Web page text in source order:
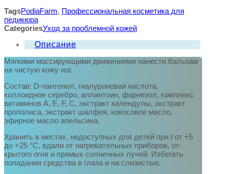
TagsPodiaFarm, Профессиональная косметика для
педикюра
CategoriesУход за проблемной кожей
Описание
Мягкими массирующими движениями нанести бальзам
на чистую кожу ног.
Состав: D-пантенол, гиалуроновая кислота,
коллоидное серебро, аллантоин, фарнезол, комплекс
витаминов A, E, F, C, экстракт календулы, экстракт
прополиса, экстракт шалфея, кокосовое масло,
эфирное масло апельсина.
Хранить в местах, недоступных для детей при t от +5
до +25 °C, вдали от нагревательных приборов, от-
крытого огня и прямых солнечных лучей. Избегать
попадания средства в глаза и на слизистые.